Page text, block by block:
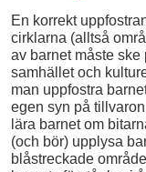
En korrekt
cirklarna (alltså
av barnet måste ske
samhället och
man uppfostra
egen syn på
lära barnet om
(och bör) upplysa
blåstreckade